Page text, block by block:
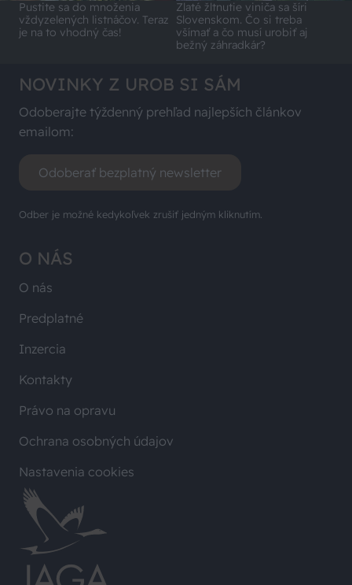
Pustite sa do množenia
vždyzelených listnáčov. Teraz
je na to vhodný čas!
Zlaté žltnutie viniča sa šíri
Slovenskom. Čo si treba
všímať a čo musí urobiť aj
bežný záhradkár?
O NÁS
O nás
Predplatné
Inzercia
Kontakty
Právo na opravu
Ochrana osobných údajov
Nastavenia cookies
NOVINKY Z UROB SI SÁM
Odoberajte týždenný prehľad najlepších článkov
emailom:
Odoberať bezplatný newsletter
Odber je možné kedykoľvek zrušiť jedným kliknutím.